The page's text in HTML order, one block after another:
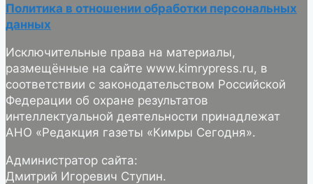
Политика в отношении обработки персональных
данных
Исключительные права на материалы,
размещённые на сайте www.kimrypress.ru, в
соответствии с законодательством Российской
Федерации об охране результатов
интеллектуальной деятельности принадлежат
АНО «Редакция газеты «Кимры Сегодня».
Администратор сайта:
Дмитрий Игоревич Ступин.